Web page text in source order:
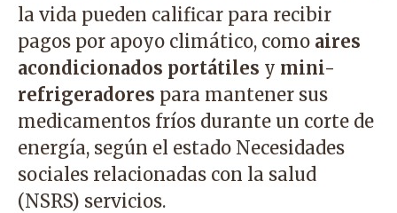
la vida pueden calificar para recibir
pagos por apoyo climático, como aires
acondicionados portátiles y mini-
refrigeradores para mantener sus
medicamentos fríos durante un corte de
energía, según el estado Necesidades
sociales relacionadas con la salud
(NSRS) servicios.